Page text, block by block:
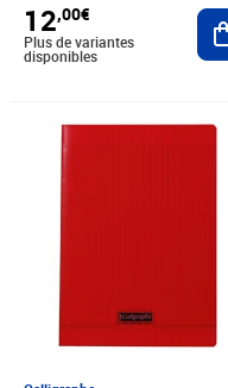
12,00€
Plus de variantes
disponibles
Prix 1,79€